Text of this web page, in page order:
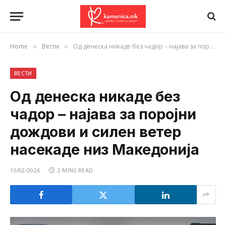
Home » Вести » Од денеска никаде без чадор – најава за поројни дождови и силен ветер насекаде низ Македонија
ВЕСТИ
Од денеска никаде без
чадор – најава за поројни
дождови и силен ветер
насекаде низ Македонија
15/02/2026 2 MINS READ